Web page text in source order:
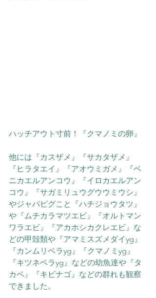
ハッチアウト寸前！『クマノミの卵』
他には『カスザメ』『サカタザメ』
『ヒラタエイ』『アオウミガメ』『ベ
ニカエルアンコウ』『イロカエルアン
コウ』『サガミリュウグウウミウシ』
やジャパピグこと『ハチジョウタツ』
や『ムチカラマツエビ』『オルトマン
ワラエビ』『アカホシカクレエビ』な
どの甲殻類や『アマミスズメダイyg』
『カンムリベラyg』『クマノミyg』
『キツネベラyg』などの幼魚達や『タ
カベ』『キビナゴ』などの群れも観察
できました。